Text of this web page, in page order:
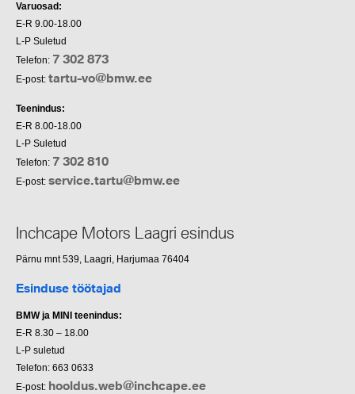
Varuosad:
E-R 9.00-18.00
L-P Suletud
Telefon: 7 302 873
E-post: tartu-vo@bmw.ee
Teenindus:
E-R 8.00-18.00
L-P Suletud
Telefon: 7 302 810
E-post: service.tartu@bmw.ee
Inchcape Motors Laagri esindus
Pärnu mnt 539, Laagri, Harjumaa 76404
Esinduse töötajad
BMW ja MINI teenindus:
E-R 8.30 – 18.00
L-P suletud
Telefon: 663 0633
E-post: hooldus.web@inchcape.ee